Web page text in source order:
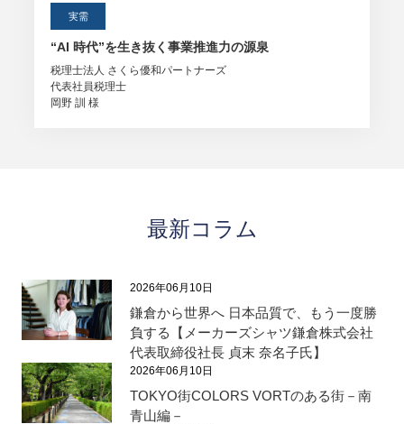
実需
“AI 時代”を生き抜く事業推進力の源泉
税理士法人 さくら優和パートナーズ
代表社員税理士
岡野 訓 様
最新コラム
2026年06月10日
鎌倉から世界へ 日本品質で、もう一度勝
負する【メーカーズシャツ鎌倉株式会社
代表取締役社長 貞末 奈名子氏】
2026年06月10日
TOKYO街COLORS VORTのある街－南
青山編－